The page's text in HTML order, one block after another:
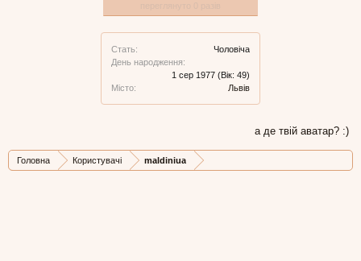
Стать:
Чоловіча
День народження:
1 сер 1977 (Вік: 49)
Місто:
Львів
а де твій аватар? :)
Головна Користувачі maldiniua